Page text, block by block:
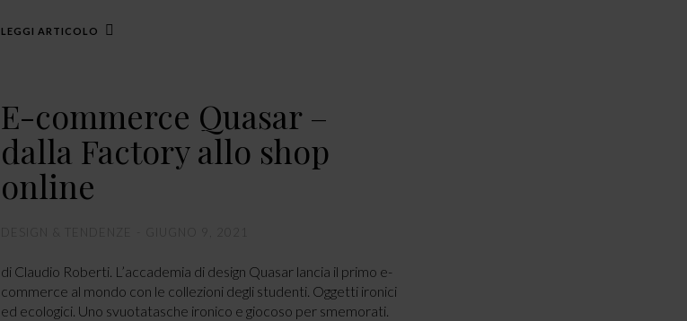
LEGGI ARTICOLO
E-commerce Quasar –
dalla Factory allo shop
online
di Claudio Roberti. L’accademia di design Quasar lancia il primo e-
commerce al mondo con le collezioni degli studenti. Oggetti ironici
ed ecologici. Uno svuotatasche ironico e giocoso per smemorati.